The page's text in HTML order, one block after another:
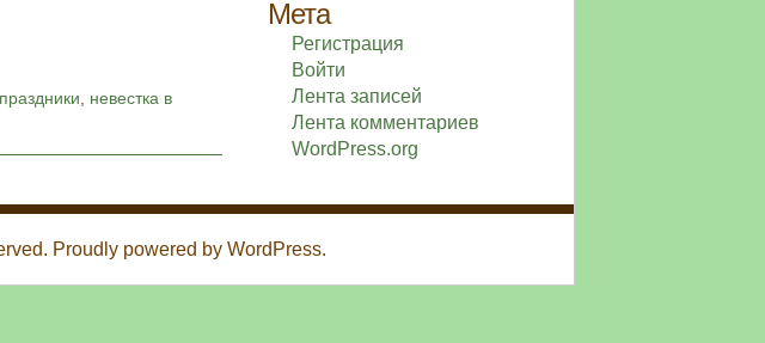
невестка в
Мета
Регистрация
Войти
Лента записей
Лента комментариев
WordPress.org
Proudly powered by WordPress.